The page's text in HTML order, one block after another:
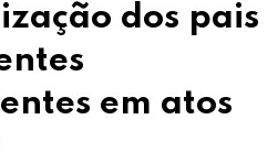
dos pais
em atos